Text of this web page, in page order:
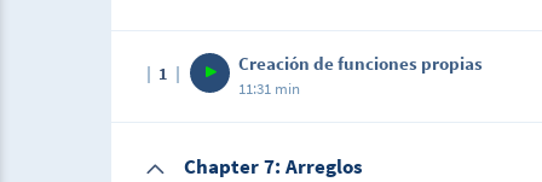
1 Creación de funciones propias
11:31 min
Chapter 7: Arreglos